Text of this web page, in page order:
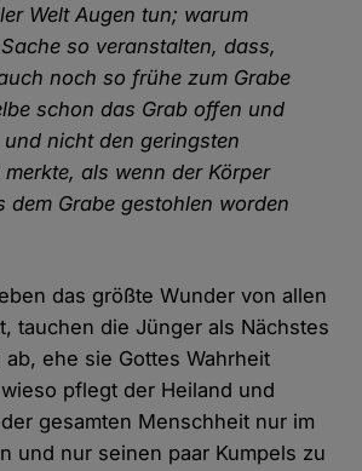
Welt Augen tun; warum
so veranstalten, dass,
noch so frühe zum Grabe
schon das Grab offen und
nicht den geringsten
als wenn der Körper
dem Grabe gestohlen worden
das größte Wunder von allen
tauchen die Jünger als Nächstes
ehe sie Gottes Wahrheit
pflegt der Heiland und
gesamten Menschheit nur im
und nur seinen paar Kumpels zu